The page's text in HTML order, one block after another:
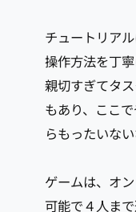
チュートリア
操作方法を丁寧
親切すぎてタ
もあり、ここ
らもったいな
ゲームは、オ
可能で４人ま